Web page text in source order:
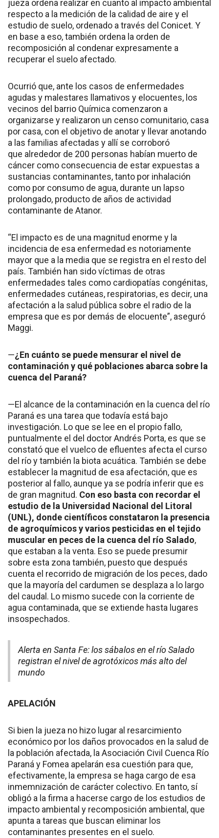
jueza ordena realizar en cuanto al impacto ambiental
respecto a la medición de la calidad de aire y el
estudio de suelo, ordenado a través del Conicet. Y
en base a eso, también ordena la orden de
recomposición al condenar expresamente a
recuperar el suelo afectado.
Ocurrió que, ante los casos de enfermedades
agudas y malestares llamativos y elocuentes, los
vecinos del barrio Química comenzaron a
organizarse y realizaron un censo comunitario, casa
por casa, con el objetivo de anotar y llevar anotando
a las familias afectadas y allí se corroboró
que alrededor de 200 personas habían muerto de
cáncer como consecuencia de estar expuestas a
sustancias contaminantes, tanto por inhalación
como por consumo de agua, durante un lapso
prolongado, producto de años de actividad
contaminante de Atanor.
“El impacto es de una magnitud enorme y la
incidencia de esa enfermedad es notoriamente
mayor que a la media que se registra en el resto del
país. También han sido víctimas de otras
enfermedades tales como cardiopatías congénitas,
enfermedades cutáneas, respiratorias, es decir, una
afectación a la salud pública sobre el radio de la
empresa que es por demás de elocuente”, aseguró
Maggi.
—¿En cuánto se puede mensurar el nivel de
contaminación y qué poblaciones abarca sobre la
cuenca del Paraná?
—El alcance de la contaminación en la cuenca del río
Paraná es una tarea que todavía está bajo
investigación. Lo que se lee en el propio fallo,
puntualmente el del doctor Andrés Porta, es que se
constató que el vuelco de efluentes afecta el curso
del río y también la biota acuática. También se debe
establecer la magnitud de esa afectación, que es
posterior al fallo, aunque ya se podría inferir que es
de gran magnitud. Con eso basta con recordar el
estudio de la Universidad Nacional del Litoral
(UNL), donde científicos constataron la presencia
de agroquímicos y varios pesticidas en el tejido
muscular en peces de la cuenca del río Salado,
que estaban a la venta. Eso se puede presumir
sobre esta zona también, puesto que después
cuenta el recorrido de migración de los peces, dado
que la mayoría del cardumen se desplaza a lo largo
del caudal. Lo mismo sucede con la corriente de
agua contaminada, que se extiende hasta lugares
insospechados.
Alerta en Santa Fe: los sábalos en el río Salado
registran el nivel de agrotóxicos más alto del
mundo
APELACIÓN
Si bien la jueza no hizo lugar al resarcimiento
económico por los daños provocados en la salud de
la población afectada, la Asociación Civil Cuenca Río
Paraná y Fomea apelarán esa cuestión para que,
efectivamente, la empresa se haga cargo de esa
inmemnización de carácter colectivo. En tanto, sí
obligó a la firma a hacerse cargo de los estudios de
impacto ambiental y recomposición ambiental, que
apunta a tareas que buscan eliminar los
contaminantes presentes en el suelo.